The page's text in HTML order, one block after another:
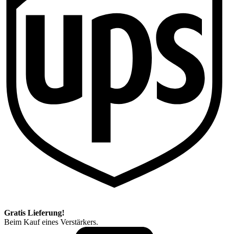
Gratis Lieferung!
Beim Kauf eines Verstärkers.